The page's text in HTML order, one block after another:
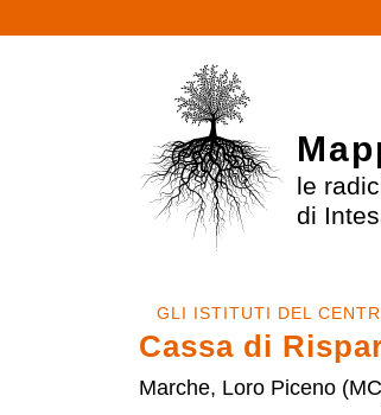
le
di
GLI ISTITUTI DEL
Cassa di
Marche, Loro Piceno